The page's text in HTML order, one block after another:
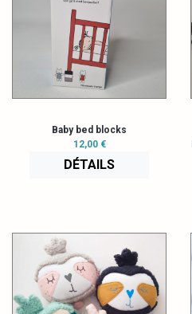
Baby bed blocks
12,00 €
DÉTAILS